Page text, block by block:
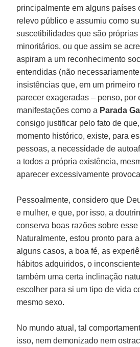
principalmente em alguns países
relevo público e assumiu como
suscetibilidades que são próprias
minoritários, ou que assim se
aspiram a um reconhecimento
entendidas (não
insistências que, em um primeiro
parecer exageradas – penso, por
manifestações como a Parada
consigo justificar pelo fato de
momento histórico, existe, para
pessoas, a necessidade de
a todos a própria existência,
aparecer excessivamente
Pessoalmente, considero que
e mulher, e que, por isso, a
conserva boas razões sobre esse
Naturalmente, estou pronto para
alguns casos, a boa fé, as
hábitos adquiridos, o
também uma certa inclinação
escolher para si um tipo de vida
mesmo sexo.
No mundo atual, tal
isso, nem demonizado nem